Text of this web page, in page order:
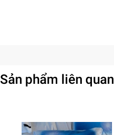
Sản phẩm liên quan